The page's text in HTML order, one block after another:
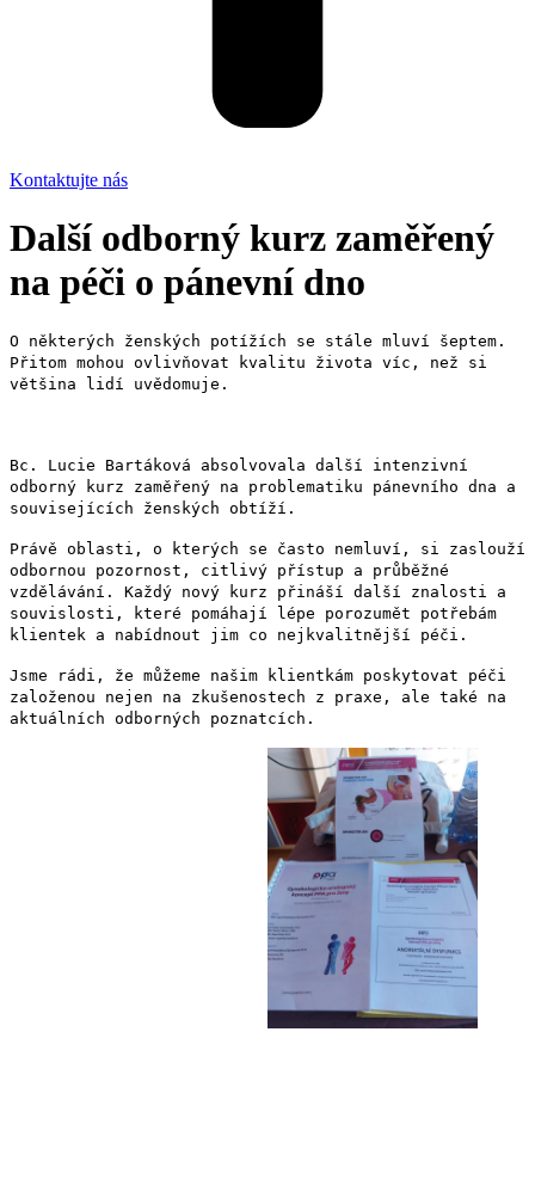
Kontaktujte nás
Další odborný kurz zaměřený
na péči o pánevní dno
O některých ženských potížích se stále mluví šeptem.
Přitom mohou ovlivňovat kvalitu života víc, než si
většina lidí uvědomuje.
Bc. Lucie Bartáková absolvovala další intenzivní
odborný kurz zaměřený na problematiku pánevního dna a
souvisejících ženských obtíží.
Právě oblasti, o kterých se často nemluví, si zaslouží
odbornou pozornost, citlivý přístup a průběžné
vzdělávání. Každý nový kurz přináší další znalosti a
souvislosti, které pomáhají lépe porozumět potřebám
klientek a nabídnout jim co nejkvalitnější péči.
Jsme rádi, že můžeme našim klientkám poskytovat péči
založenou nejen na zkušenostech z praxe, ale také na
aktuálních odborných poznatcích.